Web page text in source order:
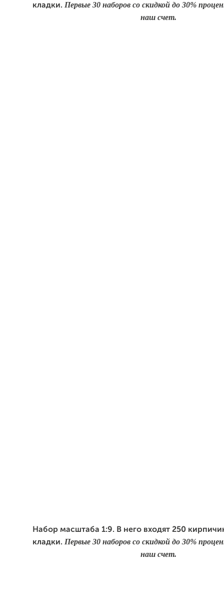
кладки. Первые 30 наборов со скидкой до 30%
наш счет.
Набор масштаба 1:9. В него входят 250
кладки. Первые 30 наборов со скидкой до 30%
наш счет.